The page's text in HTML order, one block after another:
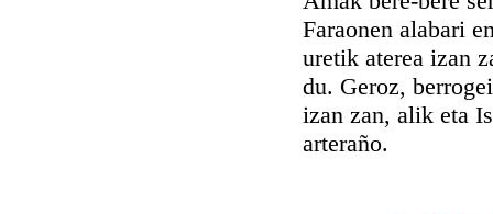
Faraonen alabari
uretik aterea izan
du. Geroz,
izan zan, alik eta
arteraño.